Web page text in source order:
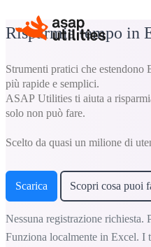
Risparmia tempo in
Strumenti pratici che estendono
più rapide e semplici.
ASAP Utilities ti aiuta a
solo non può fare.
Scelto da quasi un milione di
Scarica Scopri cosa puoi
Nessuna registrazione richiesta.
Funziona localmente in Excel. I